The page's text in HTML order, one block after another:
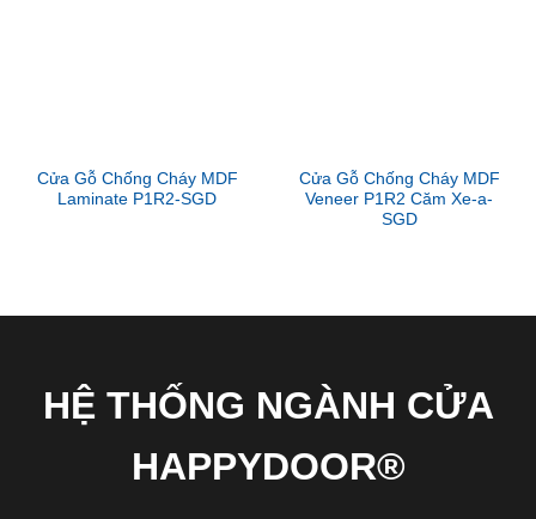
Cửa Gỗ Chống Cháy MDF
Laminate P1R2-SGD
Cửa Gỗ Chống Cháy MDF
Veneer P1R2 Căm Xe-a-
SGD
HỆ THỐNG NGÀNH CỬA
HAPPYDOOR®